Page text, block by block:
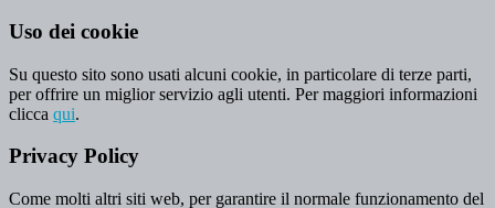
Uso dei cookie
Su questo sito sono usati alcuni cookie, in particolare di terze parti,
per offrire un miglior servizio agli utenti. Per maggiori informazioni
clicca qui.
Privacy Policy
Come molti altri siti web, per garantire il normale funzionamento del